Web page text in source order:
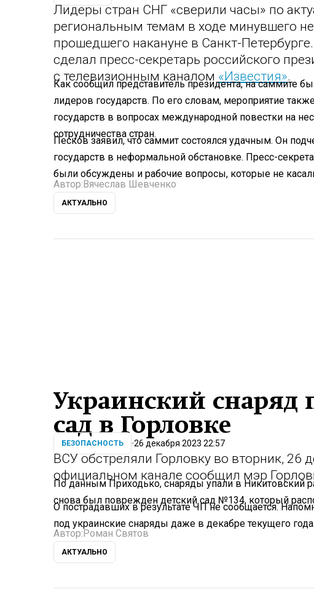
Лидеры стран СНГ «сверили часы» по
региональным темам в ходе минувшего
прошедшего накануне в Санкт-
сделал пресс-секретарь российского
с телевизионным каналом «Известия».
Как сообщил представитель президента, на саммите
лидеров государств. По его словам, мероприятие
государств в вопросах международной повестки на
сотрудничества стран.
Песков заявил, что саммит состоялся удачным. Он
государств в неформальной обстановке. Пресс-
были обсуждены и рабочие вопросы, которые не
Автор: Вячеслав Шевченко
АКТУАЛЬНО
Украинский снаряд
сад в Горловке
БЕЗОПАСНОСТЬ 26 декабря 2023 22:57
ВСУ обстреляли Горловку во вторник, 26
официальном канале сообщил мэр
По данным Приходько, снаряды упали в Никитовский
снова был поврежден детский сад №134, который
О пострадавших в результате ЧП не сообщается.
под украинские снаряды даже в декабре текущего года.
Автор: Роман Святов
АКТУАЛЬНО